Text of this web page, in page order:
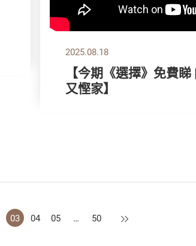
2025.08.18
【今期《選擇》免費
又慳家】
03 04 05 … 50 下一頁